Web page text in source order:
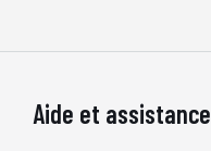
Aide et assistance